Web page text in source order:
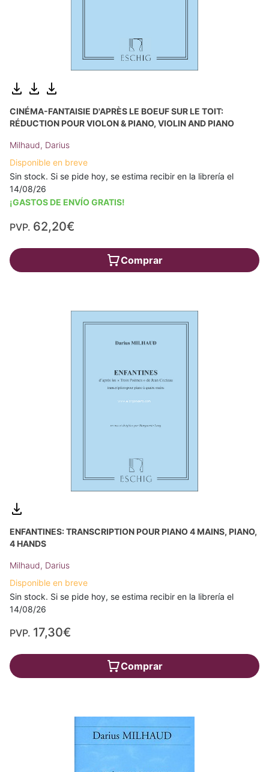
CINÉMA-FANTAISIE D'APRÈS LE BOEUF SUR LE TOIT:
RÉDUCTION POUR VIOLON & PIANO, VIOLIN AND PIANO
Milhaud, Darius
Disponible en breve
Sin stock. Si se pide hoy, se estima recibir en la librería el
14/08/26
¡GASTOS DE ENVÍO GRATIS!
PVP. 62,20€
Comprar
ENFANTINES: TRANSCRIPTION POUR PIANO 4 MAINS, PIANO,
4 HANDS
Milhaud, Darius
Disponible en breve
Sin stock. Si se pide hoy, se estima recibir en la librería el
14/08/26
PVP. 17,30€
Comprar